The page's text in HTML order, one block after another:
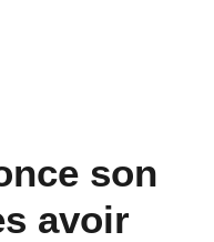
son
avoir